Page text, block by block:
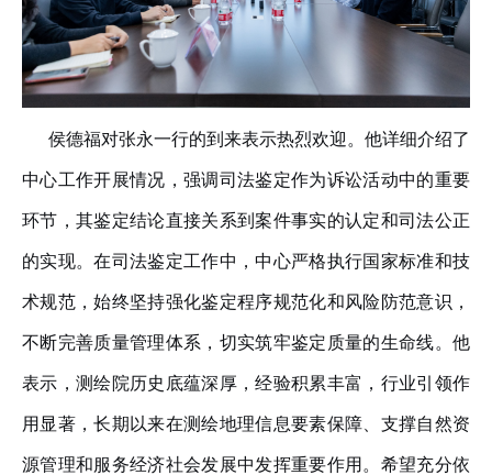
侯德福对张永一行的到来表示热烈欢迎 。 他详细介绍了
中心工作开展情况，强调司法鉴定作为诉讼活动中的重要
环节，其鉴定结论直接关系到案件事实的认定和司法公正
的实现。在司法鉴定工作中，中心严格执行国家标准和技
术规范，始终坚持强化鉴定程序规范化和风险防范意识，
不断完善质量管理体系，切实筑牢鉴定质量的生命线。他
表示 ，测绘院历史底蕴深厚 ，经验积累丰富，行业引领作
用显著，长期以来在测绘地理信息要素保障、支撑自然资
源管理和服务经济社会发展中发挥重要作用。希望充分依